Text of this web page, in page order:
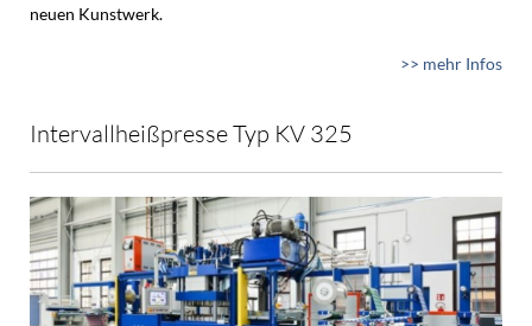
neuen Kunstwerk.
>> mehr Infos
Intervallheißpresse Typ KV 325